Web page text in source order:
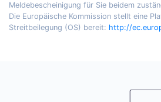
Meldebescheinigung für Sie beidem
Die Europäische Kommission stellt eine
Streitbeilegung (OS) bereit: http://